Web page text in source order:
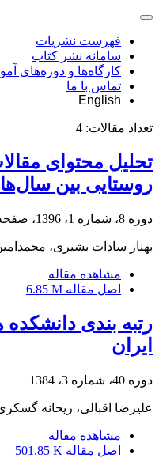
فهرست نشریات
سامانه نشر کتاب
کارگاه‌ها و دوره‌های
تماس با ما
English
تعداد مقالات: 4
تحلیل محتوای
روستایی بین سال‌های 1389 تا
دوره 8، شماره 1، 1396، صفحه
بهناز سادات بشیری،
مشاهده مقاله
اصل مقاله 6.85 M
رتبه بندی
ایران
دوره 40، شماره 3، 1384
علیرضا اقبالی، ریحانه
مشاهده مقاله
اصل مقاله 501.85 K